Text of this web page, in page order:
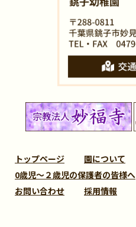
トップページ 園について
0歳児～２歳児の保護者の皆様へ
お問い合わせ
採用情報